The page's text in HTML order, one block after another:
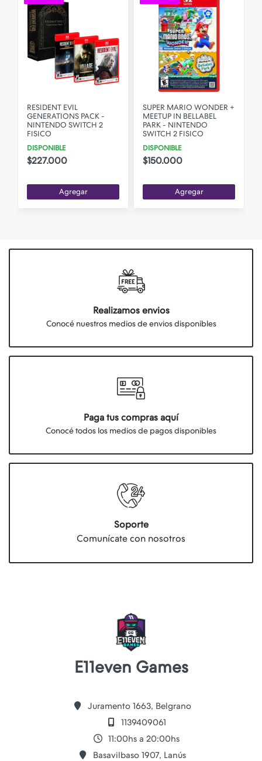
RESIDENT EVIL
GENERATIONS PACK -
NINTENDO SWITCH 2
FISICO
DISPONIBLE
$227.000
Agregar
SUPER MARIO WONDER +
MEETUP IN BELLABEL
PARK - NINTENDO
SWITCH 2 FISICO
DISPONIBLE
$150.000
Agregar
Realizamos envios
Conocé nuestros medios de envios disponibles
Paga tus compras aquí
Conocé todos los medios de pagos disponibles
Soporte
Comunícate con nosotros
E11even Games
Juramento 1663, Belgrano
1139409061
11:00hs a 20:00hs
Basavilbaso 1907, Lanús